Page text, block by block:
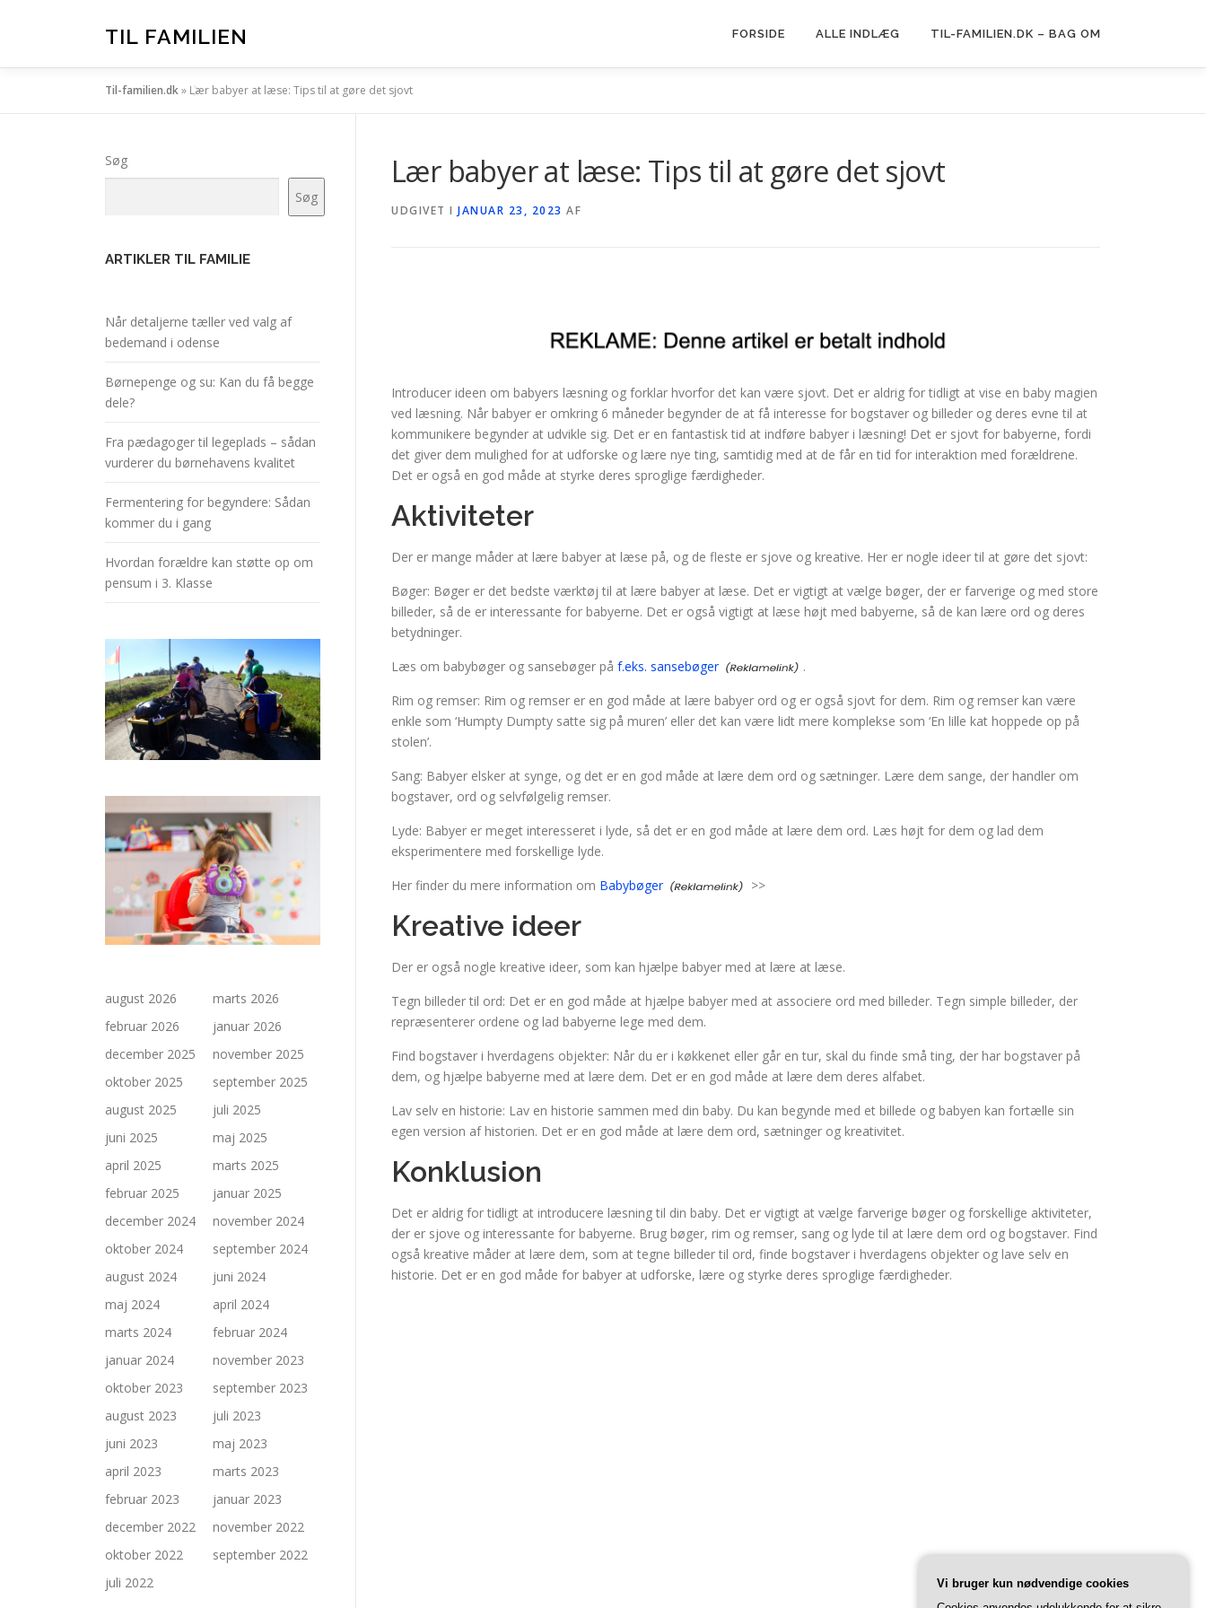
TIL FAMILIEN FORSIDE ALLE INDLÆG TIL-FAMILIEN.DK – BAG OM
Til-familien.dk» Lær babyer at læse: Tips til at gøre det sjovt
Lær babyer at læse: Tips til at gøre det sjovt
UDGIVET I JANUAR 23, 2023 AF
Introducer ideen om babyers læsning og forklar hvorfor det kan være sjovt. Det er aldrig for tidligt at vise en baby magien
ved læsning. Når babyer er omkring 6 måneder begynder de at få interesse for bogstaver og billeder og deres evne til at
kommunikere begynder at udvikle sig. Det er en fantastisk tid at indføre babyer i læsning! Det er sjovt for babyerne, fordi
det giver dem mulighed for at udforske og lære nye ting, samtidig med at de får en tid for interaktion med forældrene.
Det er også en god måde at styrke deres sproglige færdigheder.
Aktiviteter
Der er mange måder at lære babyer at læse på, og de fleste er sjove og kreative. Her er nogle ideer til at gøre det sjovt:
Bøger: Bøger er det bedste værktøj til at lære babyer at læse. Det er vigtigt at vælge bøger, der er farverige og med store
billeder, så de er interessante for babyerne. Det er også vigtigt at læse højt med babyerne, så de kan lære ord og deres
betydninger.
Læs om babybøger og sansebøger på f.eks. sansebøger
.
Rim og remser: Rim og remser er en god måde at lære babyer ord og er også sjovt for dem. Rim og remser kan være
enkle som ‘Humpty Dumpty satte sig på muren’ eller det kan være lidt mere komplekse som ‘En lille kat hoppede op på
stolen’.
Sang: Babyer elsker at synge, og det er en god måde at lære dem ord og sætninger. Lære dem sange, der handler om
bogstaver, ord og selvfølgelig remser.
Lyde: Babyer er meget interesseret i lyde, så det er en god måde at lære dem ord. Læs højt for dem og lad dem
eksperimentere med forskellige lyde.
Her finder du mere information om Babybøger >>
Kreative ideer
Der er også nogle kreative ideer, som kan hjælpe babyer med at lære at læse.
Tegn billeder til ord: Det er en god måde at hjælpe babyer med at associere ord med billeder. Tegn simple billeder, der
repræsenterer ordene og lad babyerne lege med dem.
Find bogstaver i hverdagens objekter: Når du er i køkkenet eller går en tur, skal du finde små ting, der har bogstaver på
dem, og hjælpe babyerne med at lære dem. Det er en god måde at lære dem deres alfabet.
Lav selv en historie: Lav en historie sammen med din baby. Du kan begynde med et billede og babyen kan fortælle sin
egen version af historien. Det er en god måde at lære dem ord, sætninger og kreativitet.
Konklusion
Det er aldrig for tidligt at introducere læsning til din baby. Det er vigtigt at vælge farverige bøger og forskellige aktiviteter,
der er sjove og interessante for babyerne. Brug bøger, rim og remser, sang og lyde til at lære dem ord og bogstaver. Find
også kreative måder at lære dem, som at tegne billeder til ord, finde bogstaver i hverdagens objekter og lave selv en
historie. Det er en god måde for babyer at udforske, lære og styrke deres sproglige færdigheder.
Søg
Søg
ARTIKLER TIL FAMILIE
Når detaljerne tæller ved valg af
bedemand i odense
Børnepenge og su: Kan du få begge
dele?
Fra pædagoger til legeplads – sådan
vurderer du børnehavens kvalitet
Fermentering for begyndere: Sådan
kommer du i gang
Hvordan forældre kan støtte op om
pensum i 3. Klasse
august 2026
marts 2026
februar 2026
januar 2026
december 2025
november 2025
oktober 2025
september 2025
august 2025
juli 2025
juni 2025
maj 2025
april 2025
marts 2025
februar 2025
januar 2025
december 2024
november 2024
oktober 2024
september 2024
august 2024
juni 2024
maj 2024
april 2024
marts 2024
februar 2024
januar 2024
november 2023
oktober 2023
september 2023
august 2023
juli 2023
juni 2023
maj 2023
april 2023
marts 2023
februar 2023
januar 2023
december 2022
november 2022
oktober 2022
september 2022
juli 2022
Vi bruger kun nødvendige cookies